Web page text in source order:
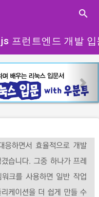
close
search
프런트엔드 개발 입
e
x
응하면서 효율적으로 개발
습니다. 그중 하나가 프레
크를 사용하면 일반 작업
케이션을 더 쉽게 만들 수